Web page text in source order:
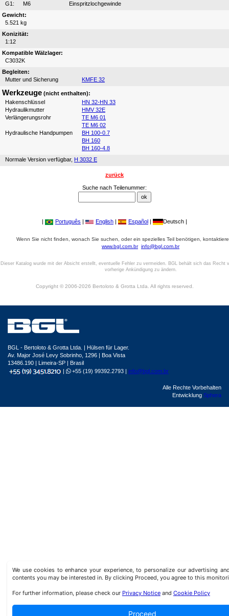
G1:
M6
Einspritzlochgewinde
Gewicht:
5.521 kg
Konizität:
1:12
Kompatible Wälzlager:
C3032K
Begleiten:
Mutter und Sicherung
KMFE 32
Werkzeuge (nicht enthalten):
Hakenschlüssel
HN 32-HN 33
Hydraulikmutter
HMV 32E
Verlängerungsrohr
TE M6 01
TE M6 02
Hydraulische Handpumpen
BH 100-0.7
BH 160
BH 160-4.8
Normale Version verfügbar, H 3032 E
zurück
Suche nach Teilenummer:
| Português | English | Español | Deutsch |
Wenn Sie nicht finden, wonach Sie suchen, oder ein spezielles Teil benötigen,
www.bgl.com.br info@bgl.com.br
Dieser Katalog wurde mit der Absicht erstellt, eventuelle Fehler zu vermeiden. BGL behält sich das Recht
vorherige Ankündigung zu ändern.
Copyright © 2006-2026 Bertoloto & Grotta Ltda. All rights reserved.
We use cookies to enhance your experience, to personalize our advertising
contents you may be interested in. By clicking Proceed, you agree to this
For further information, please check our Privacy Noticeand Cookie Policy
Proceed
BGL - Bertoloto & Grotta Ltda. | Hülsen für Lager.
Av. Major José Levy Sobrinho, 1296 | Boa Vista
13486.190 | Limeira-SP | Brasil
|
+55 (19) 99392.2793 | info@bgl.com.br
Alle Rechte Vorbehalten
Entwicklung Sphera